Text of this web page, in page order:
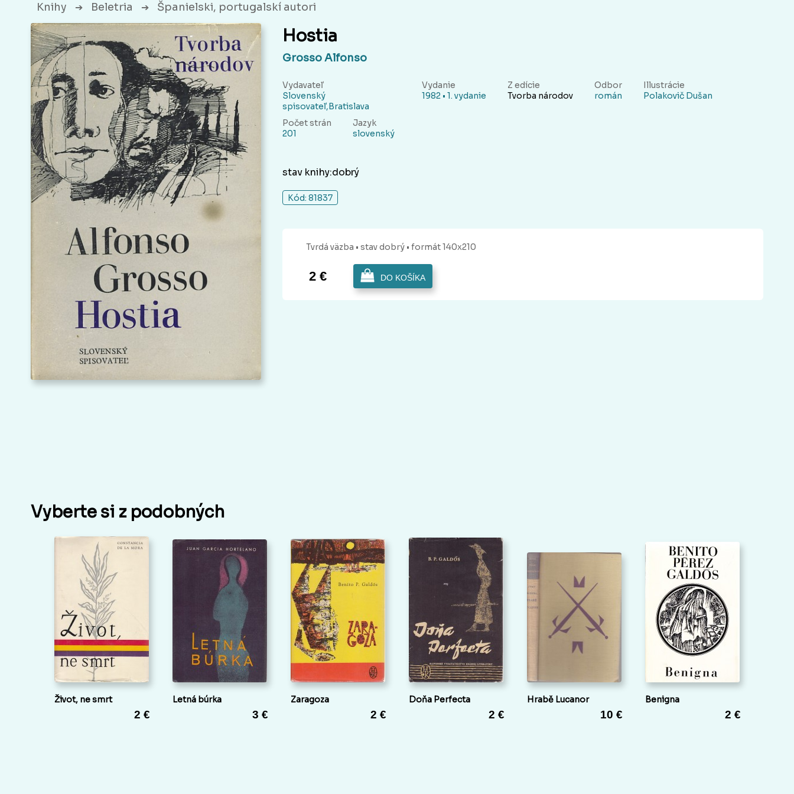
Knihy ➔ Beletria ➔ Španielski, portugalskí autori
Hostia
Grosso Alfonso
Vydavateľ
Slovenský
spisovateľ,Bratislava
Vydanie
1982 • 1. vydanie
Z edície
Tvorba národov
Odbor
román
Illustrácie
Polakovič Dušan
Počet strán
201
Jazyk
slovenský
stav knihy:dobrý
Kód: 81837
Tvrdá väzba • stav dobrý • formát 140x210
2 € DO KOŠÍKA
Vyberte si z podobných
Život, ne smrt
2 €
Letná búrka
3 €
Zaragoza
2 €
Doňa Perfecta
2 €
Hrabě Lucanor
10 €
Benigna
2 €